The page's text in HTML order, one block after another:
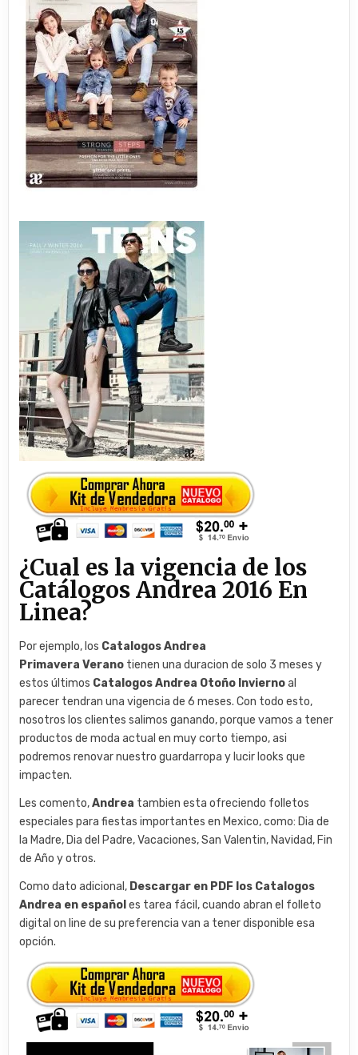
¿Cual es la vigencia de los
Catálogos Andrea 2016 En
Linea?
Por ejemplo, los Catalogos Andrea
Primavera Verano tienen una duracion de solo 3 meses y
estos últimos Catalogos Andrea Otoño Inviernoal
parecer tendran una vigencia de 6 meses. Con todo esto,
nosotros los clientes salimos ganando, porque vamos a tener
productos de moda actual en muy corto tiempo, asi
podremos renovar nuestro guardarropa y lucir looks que
impacten.
Les comento,Andrea tambien esta ofreciendo folletos
especiales para fiestas importantes en Mexico, como: Dia de
la Madre, Dia del Padre, Vacaciones, San Valentin, Navidad, Fin
de Año y otros.
Como dato adicional, Descargar en PDF los Catalogos
Andrea en español es tarea fácil, cuando abran el folleto
digital on line de su preferencia van a tener disponible esa
opción.